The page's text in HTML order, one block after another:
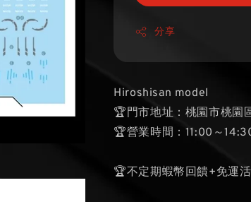
分享
Hiroshisan model
🏆門市地址：桃園市桃園
🏆營業時間：11:00～
🏆不定期蝦幣回饋+免運